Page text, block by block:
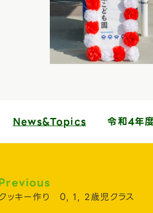
News&Topics 令和4年
クッキー作り 0, 1, 2歳児クラス